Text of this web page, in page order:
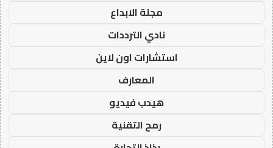
مجلة الابداع
نادي الترددات
استشارات اون لاين
المعارف
هيدب فيديو
رمح التقنية